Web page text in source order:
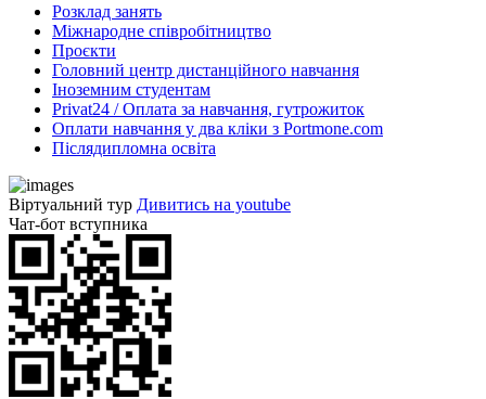
Розклад занять
Міжнародне співробітництво
Проєкти
Головний центр дистанційного навчання
Іноземним студентам
Privat24 / Оплата за навчання, гутрожиток
Оплати навчання у два кліки з Portmone.com
Післядипломна освіта
Віртуальний тур Дивитись на youtube
Чат-бот вступника